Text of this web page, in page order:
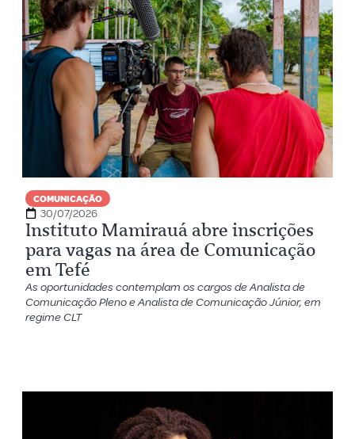
COMUNICAÇÃO
30/07/2026
Instituto Mamirauá abre inscrições
para vagas na área de Comunicação
em Tefé
As oportunidades contemplam os cargos de Analista de
Comunicação Pleno e Analista de Comunicação Júnior, em
regime CLT